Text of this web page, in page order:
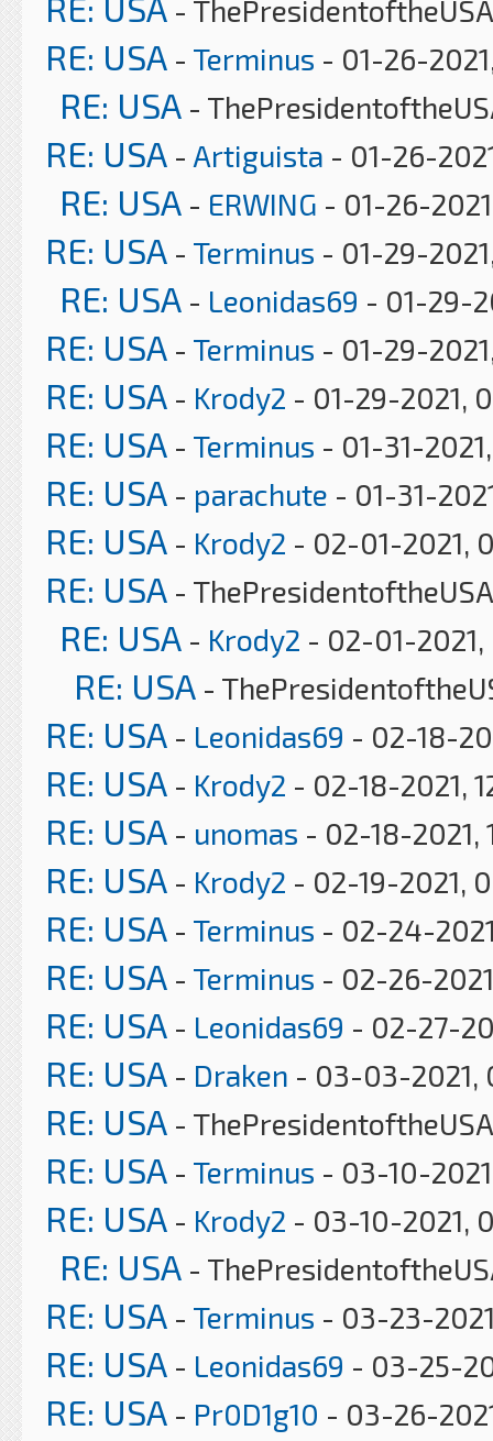
-
RE: USA - Terminus - 01-26-
RE: USA -
RE: USA - Artiguista - 01-26-
RE: USA - ERWING - 01-26-
RE: USA - Terminus - 01-29-
RE: USA - Leonidas69 - 01-29-
RE: USA - Terminus - 01-29-
RE: USA - Krody2 - 01-29-2021,
RE: USA - Terminus - 01-31-
RE: USA - parachute - 01-31-
RE: USA - Krody2 - 02-01-2021,
RE: USA -
RE: USA - Krody2 - 02-01-
RE: USA -
RE: USA - Leonidas69 - 02-18-
RE: USA - Krody2 - 02-18-2021,
RE: USA - unomas - 02-18-2021,
RE: USA - Krody2 - 02-19-2021,
RE: USA - Terminus - 02-24-
RE: USA - Terminus - 02-26-
RE: USA - Leonidas69 - 02-27-
RE: USA - Draken - 03-03-2021,
RE: USA -
RE: USA - Terminus - 03-10-
RE: USA - Krody2 - 03-10-2021,
RE: USA -
RE: USA - Terminus - 03-23-
RE: USA - Leonidas69 - 03-25-
RE: USA - Pr0D1g10 - 03-26-